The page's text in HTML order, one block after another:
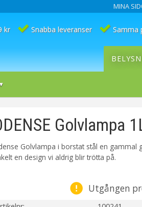
MINA
kr Snabba leveranser Samma
Golvlampa
Golvlampa i borstat stål en gammal
en design vi aldrig blir trötta på.
Utgången